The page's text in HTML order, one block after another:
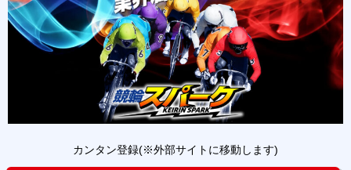
カンタン登録(※外部サイトに移動します)